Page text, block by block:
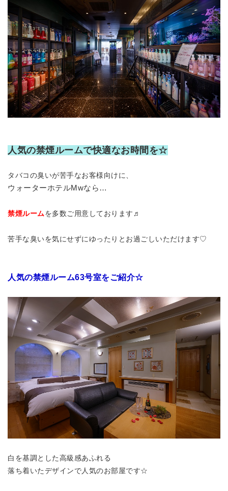
人気の禁煙ルームで快適なお時間を☆
タバコの臭いが苦手なお客様向けに、
ウォーターホテルMwなら…
禁煙ルームを多数ご用意しております♬
苦手な臭いを気にせずにゆったりとお過ごしいただけます♡
人気の禁煙ルーム63号室をご紹介☆
白を基調とした高級感あふれる
落ち着いたデザインで人気のお部屋です☆